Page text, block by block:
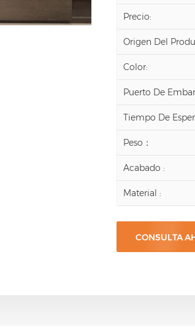
Precio:
Origen Del
Color:
Puerto De
Tiempo De
Peso：
Acabado :
Material :
CONSULTA